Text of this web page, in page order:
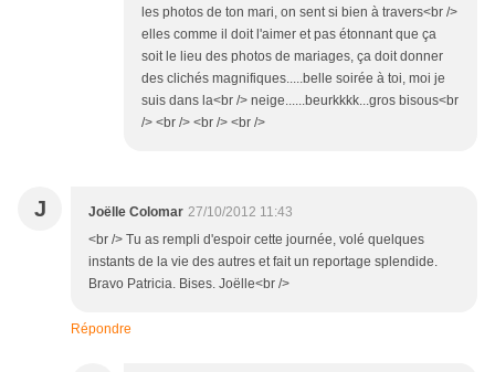
les photos de ton mari, on sent si bien à travers<br />
elles comme il doit l'aimer et pas étonnant que ça
soit le lieu des photos de mariages, ça doit donner
des clichés magnifiques.....belle soirée à toi, moi je
suis dans la<br /> neige......beurkkkk...gros bisous<br
/> <br /> <br /> <br />
J Joëlle Colomar 27/10/2012 11:43
<br /> Tu as rempli d'espoir cette journée, volé quelques
instants de la vie des autres et fait un reportage splendide.
Bravo Patricia. Bises. Joëlle<br />
Répondre